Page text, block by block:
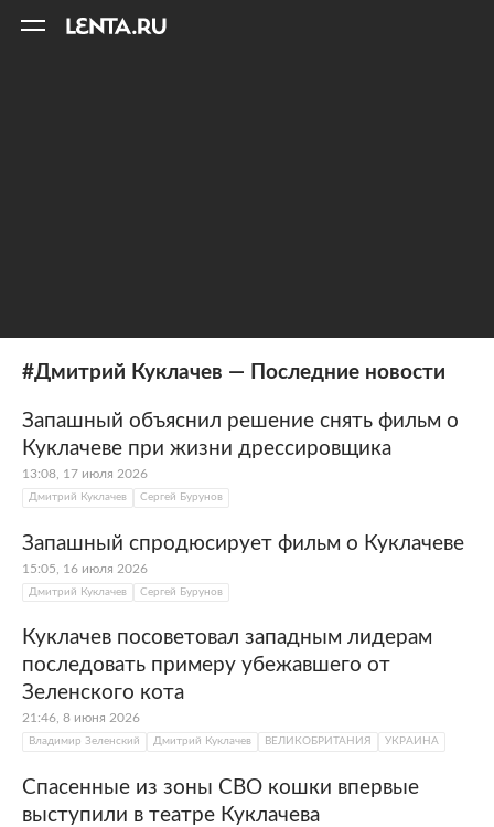
#Дмитрий Куклачев — Последние новости
Запашный объяснил решение снять фильм о
Куклачеве при жизни дрессировщика
13:08, 17 июля 2026
Дмитрий Куклачев Сергей Бурунов
Запашный спродюсирует фильм о Куклачеве
15:05, 16 июля 2026
Дмитрий Куклачев Сергей Бурунов
Куклачев посоветовал западным лидерам
последовать примеру убежавшего от
Зеленского кота
21:46, 8 июня 2026
Владимир Зеленский Дмитрий Куклачев ВЕЛИКОБРИТАНИЯ УКРАИНА
Спасенные из зоны СВО кошки впервые
выступили в театре Куклачева